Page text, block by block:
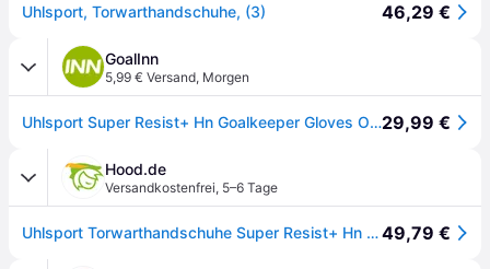
Uhlsport, Torwarthandschuhe, (3) 46,29 €
GoalInn
5,99 € Versand, Morgen
Uhlsport Super Resist+ Hn Goalkeeper Gloves Orange,Schwarz 329,99 €
Hood.de
Versandkostenfrei, 5–6 Tage
Uhlsport Torwarthandschuhe Super Resist+ Hn 101131649,79 €